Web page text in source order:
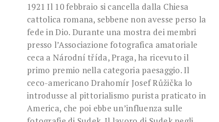
1921 Il 10 febbraio si cancella dalla Chiesa
cattolica romana, sebbene non avesse perso la
fede in Dio. Durante una mostra dei membri
presso l’Associazione fotografica amatoriale
ceca a Národní třída, Praga, ha ricevuto il
primo premio nella categoria paesaggio. Il
ceco-americano Drahomír Josef Růžička lo
introdusse al pittorialismo purista praticato in
America, che poi ebbe un’influenza sulle